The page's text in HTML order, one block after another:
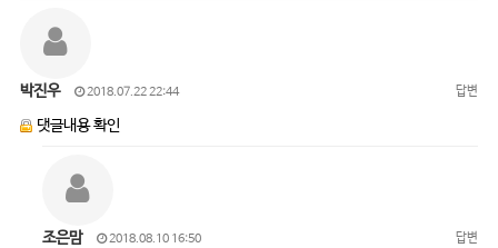
박진우 2018.07.22 22:44 답변
댓글내용 확인
조은맘 2018.08.10 16:50 답변